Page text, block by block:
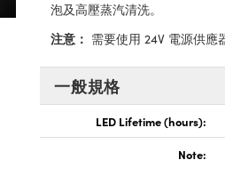
泡及高壓蒸汽清洗。
注意： 需要使用 24V 電源供應
一般規格
LED Lifetime (hours):
Note: